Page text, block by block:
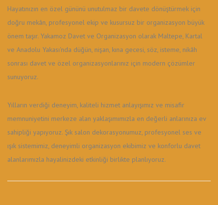
Hayatınızın en özel gününü unutulmaz bir davete dönüştürmek için
doğru mekân, profesyonel ekip ve kusursuz bir organizasyon büyük
önem taşır. Yakamoz Davet ve Organizasyon olarak Maltepe, Kartal
ve Anadolu Yakası'nda düğün, nişan, kına gecesi, söz, isteme, nikâh
sonrası davet ve özel organizasyonlarınız için modern çözümler
sunuyoruz.
Yılların verdiği deneyim, kaliteli hizmet anlayışımız ve misafir
memnuniyetini merkeze alan yaklaşımımızla en değerli anlarınıza ev
sahipliği yapıyoruz. Şık salon dekorasyonumuz, profesyonel ses ve
ışık sistemimiz, deneyimli organizasyon ekibimiz ve konforlu davet
alanlarımızla hayalinizdeki etkinliği birlikte planlıyoruz.